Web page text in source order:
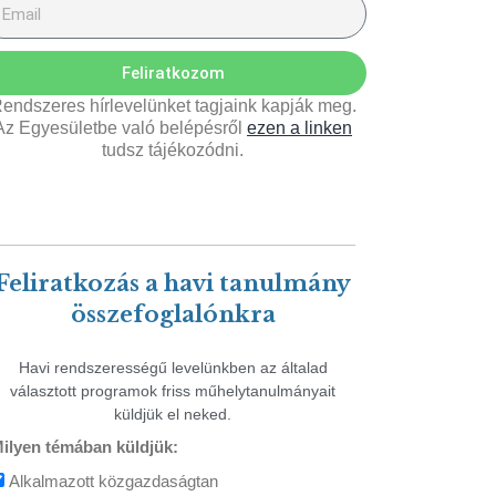
Feliratkozom
hírlevelünket tagjaink kapják meg.
Egyesületbe való belépésről ezen a linken
tudsz tájékozódni.
a havi tanulmány
összefoglalónkra
Havi rendszerességű levelünkben az általad
választott programok friss műhelytanulmányait
küldjük el neked.
témában küldjük:
Alkalmazott közgazdaságtan